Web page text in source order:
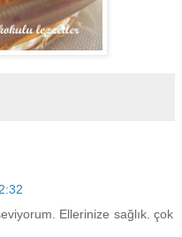
Ellerinize sağlık. çok